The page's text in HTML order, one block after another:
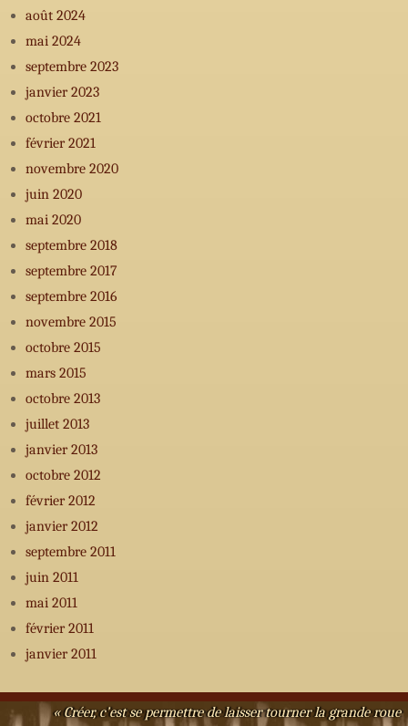
août 2024
mai 2024
septembre 2023
janvier 2023
octobre 2021
février 2021
novembre 2020
juin 2020
mai 2020
septembre 2018
septembre 2017
septembre 2016
novembre 2015
octobre 2015
mars 2015
octobre 2013
juillet 2013
janvier 2013
octobre 2012
février 2012
janvier 2012
septembre 2011
juin 2011
mai 2011
février 2011
janvier 2011
« Créer, c’est se permettre de laisser tourner la grande roue